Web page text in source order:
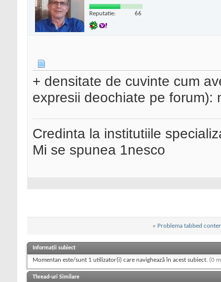
Reputatie: 66
+ densitate de cuvinte cum
expresii deochiate pe
Credinta la institutiile
Mi se spunea 1nesco
« Problema tabbed
Informații subiect
Momentan este/sunt 1 utilizator(i) care navighează în acest subiect. (0
Thread-uri Similare